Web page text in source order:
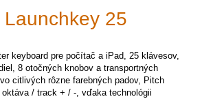
Launchkey 25
keyboard pre počítač a iPad, 25 klávesov,
8 otočných knobov a transportných
citlivých rôzne farebných padov, Pitch
/ track + / -, vďaka technológii